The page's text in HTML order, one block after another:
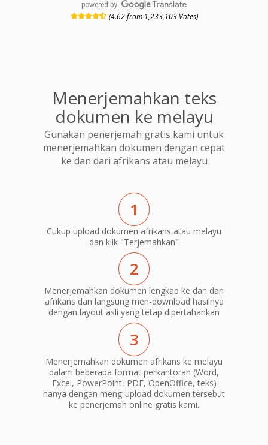
powered by
(4.62 from 1,233,103 Votes)
Menerjemahkan teks
dokumen ke melayu
Gunakan penerjemah gratis kami untuk
menerjemahkan dokumen dengan cepat
ke dan dari afrikans atau melayu
1
Cukup upload dokumen afrikans atau melayu
dan klik "Terjemahkan"
2
Menerjemahkan dokumen lengkap ke dan dari
afrikans dan langsung men-download hasilnya
dengan layout asli yang tetap dipertahankan
3
Menerjemahkan dokumen afrikans ke melayu
dalam beberapa format perkantoran (Word,
Excel, PowerPoint, PDF, OpenOffice, teks)
hanya dengan meng-upload dokumen tersebut
ke penerjemah online gratis kami.